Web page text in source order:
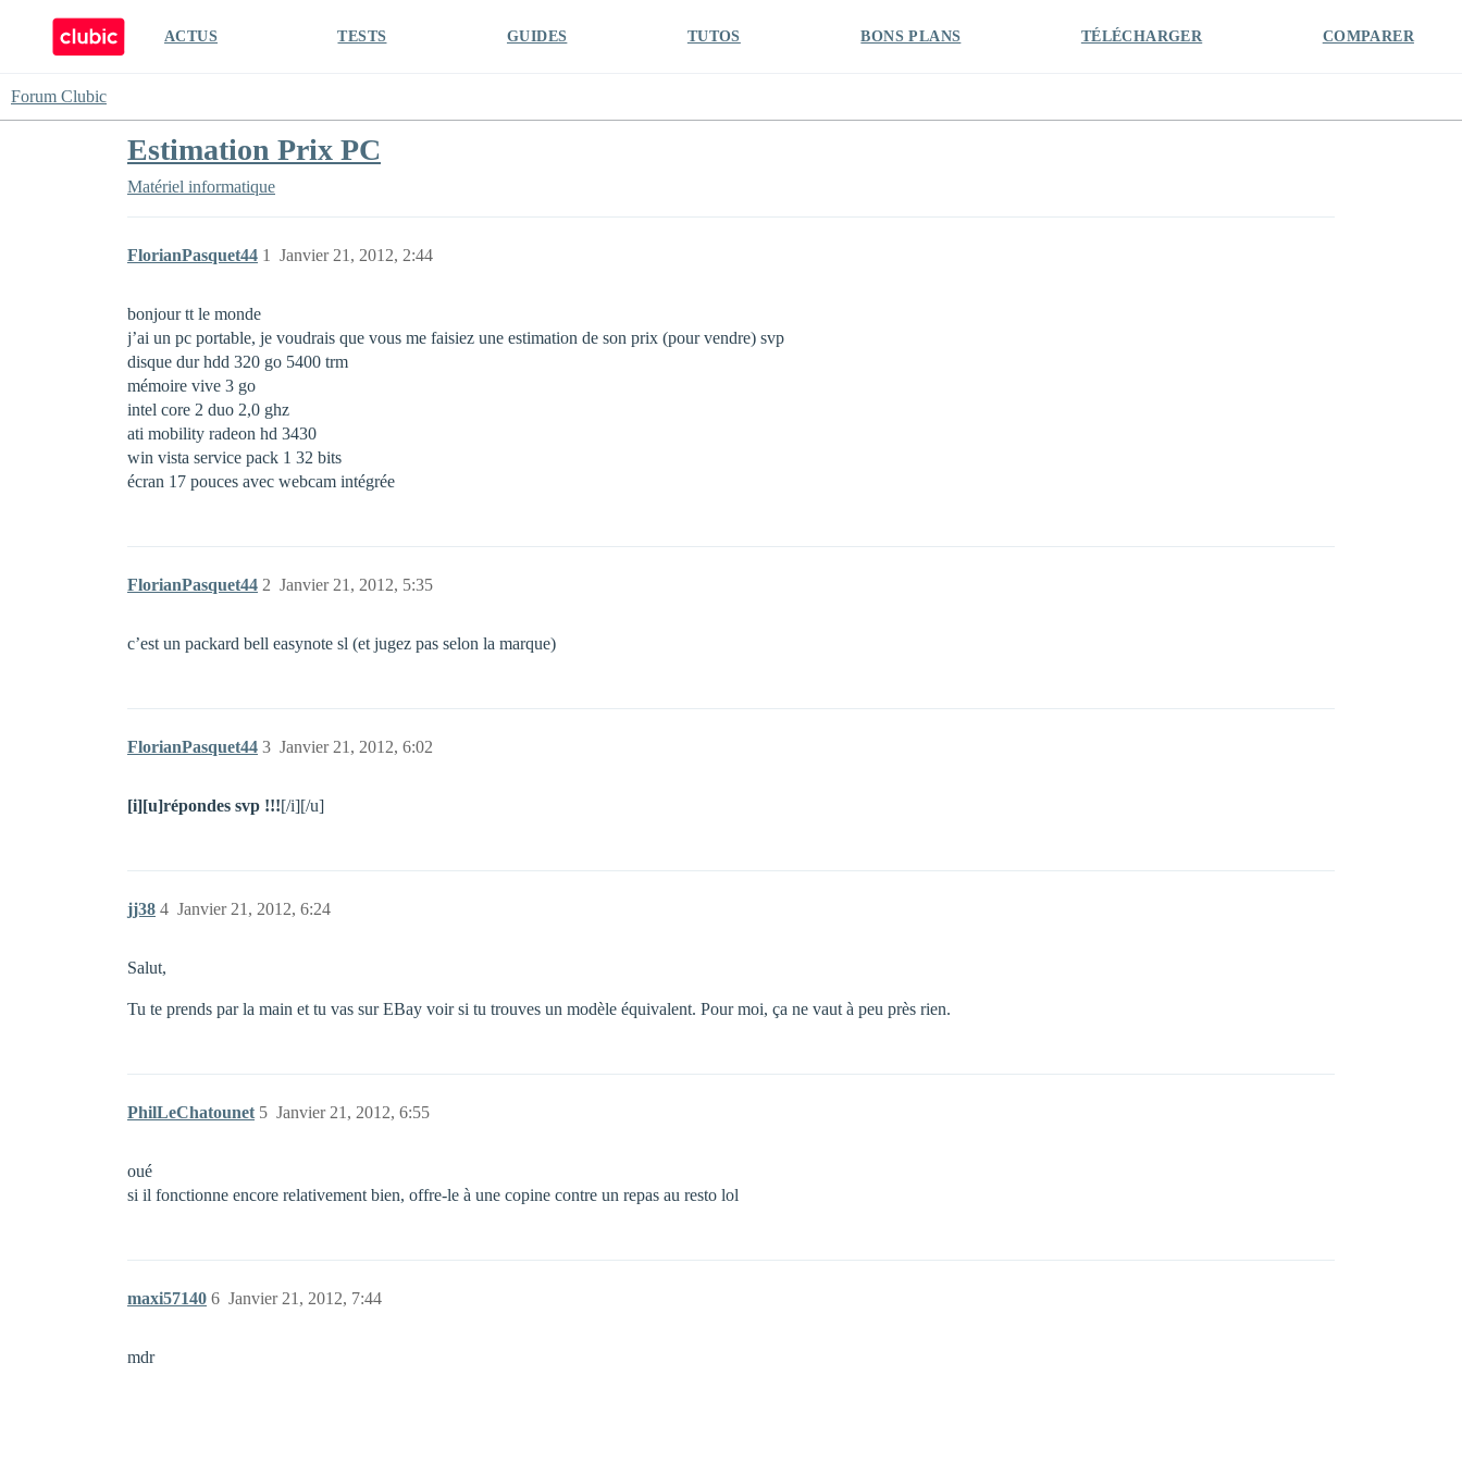
ACTUS TESTS GUIDES TUTOS BONS PLANS TÉLÉCHARGER COMPARER
Forum Clubic
Estimation Prix PC
Matériel informatique
FlorianPasquet44 Janvier 21, 2012, 2:44
1
bonjour tt le monde
j’ai un pc portable, je voudrais que vous me faisiez une estimation de son prix (pour vendre) svp
disque dur hdd 320 go 5400 trm
mémoire vive 3 go
intel core 2 duo 2,0 ghz
ati mobility radeon hd 3430
win vista service pack 1 32 bits
écran 17 pouces avec webcam intégrée
FlorianPasquet44 Janvier 21, 2012, 5:35
2
c’est un packard bell easynote sl (et jugez pas selon la marque)
FlorianPasquet44 Janvier 21, 2012, 6:02
3
[i][u]répondes svp !!![/i][/u]
jj38 Janvier 21, 2012, 6:24
4
Salut,
Tu te prends par la main et tu vas sur EBay voir si tu trouves un modèle équivalent. Pour moi, ça ne vaut à peu près rien.
PhilLeChatounet Janvier 21, 2012, 6:55
5
oué
si il fonctionne encore relativement bien, offre-le à une copine contre un repas au resto lol
maxi57140 Janvier 21, 2012, 7:44
6
mdr